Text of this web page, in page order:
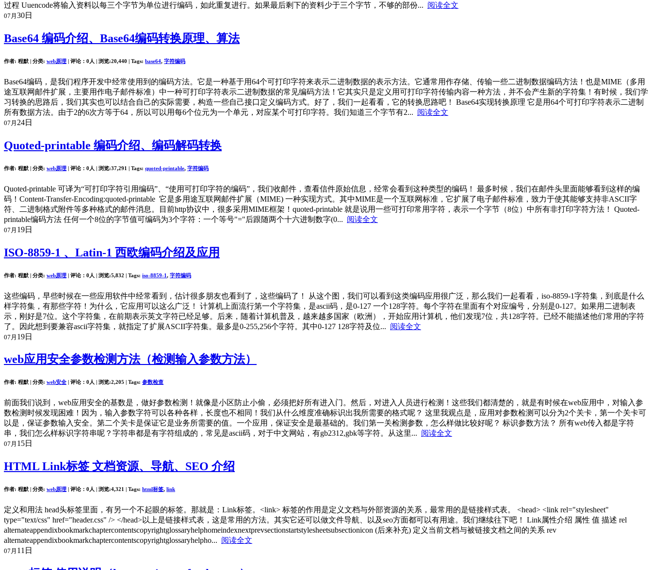
过程 Uuencode将输入资料以每三个字节为单位进行编码，如此重复进行。如果最后剩下的资料少于三个字节，不够的部份... 阅读全文
07月 30日
Base64 编码介绍、Base64编码转换原理、算法
作者: 程默 | 分类: web原理 | 评论：0人 | 浏览:20,440 | Tags: base64, 字符编码
Base64编码，是我们程序开发中经常使用到的编码方法。它是一种基于用64个可打印字符来表示二进制数据的表示方法。它通常用作存储、传输一些二进制数据编码方法！也是MIME（多用
途互联网邮件扩展，主要用作电子邮件标准）中一种可打印字符表示二进制数据的常见编码方法！它其实只是定义用可打印字符传输内容一种方法，并不会产生新的字符集！有时候，我们学
习转换的思路后，我们其实也可以结合自己的实际需要，构造一些自己接口定义编码方式。好了，我们一起看看，它的转换思路吧！ Base64实现转换原理 它是用64个可打印字符表示二进制
所有数据方法。由于2的6次方等于64，所以可以用每6个位元为一个单元，对应某个可打印字符。我们知道三个字节有2... 阅读全文
07月 24日
Quoted-printable 编码介绍、编码解码转换
作者: 程默 | 分类: web原理 | 评论：0人 | 浏览:37,291 | Tags: quoted-printable, 字符编码
Quoted-printable 可译为“可打印字符引用编码”、“使用可打印字符的编码”，我们收邮件，查看信件原始信息，经常会看到这种类型的编码！ 最多时候，我们在邮件头里面能够看到这样的编
码！Content-Transfer-Encoding:quoted-printable 它是多用途互联网邮件扩展（MIME) 一种实现方式。其中MIME是一个互联网标准，它扩展了电子邮件标准，致力于使其能够支持非ASCII字
符、二进制格式附件等多种格式的邮件消息。目前http协议中，很多采用MIME框架！quoted-printable 就是说用一些可打印常用字符，表示一个字节（8位）中所有非打印字符方法！ Quoted-
printable编码方法 任何一个8位的字节值可编码为3个字符：一个等号"="后跟随两个十六进制数字(0... 阅读全文
07月 19日
ISO-8859-1 、Latin-1 西欧编码介绍及应用
作者: 程默 | 分类: web原理 | 评论：0人 | 浏览:5,832 | Tags: iso-8859-1, 字符编码
这些编码，早些时候在一些应用软件中经常看到，估计很多朋友也看到了，这些编码了！ 从这个图，我们可以看到这类编码应用很广泛，那么我们一起看看，iso-8859-1字符集，到底是什么
样字符集，有那些字符！为什么，它应用可以这么广泛！ 计算机上面流行第一个字符集，是ascii码，是0-127 一个128字符。每个字符在里面有个对应编号，分别是0-127。如果用二进制表
示，刚好是7位。这个字符集，在前期表示英文字符已经足够。后来，随着计算机普及，越来越多国家（欧洲），开始应用计算机，他们发现7位，共128字符。已经不能描述他们常用的字符
了。因此想到要兼容ascii字符集，就指定了扩展ASCII字符集。最多是0-255,256个字符。其中0-127 128字符及位... 阅读全文
07月 19日
web应用安全参数检测方法（检测输入参数方法）
作者: 程默 | 分类: web安全 | 评论：0人 | 浏览:2,205 | Tags: 参数检查
前面我们说到，web应用安全的基数是，做好参数检测！就像是小区防止小偷，必须把好所有进入门。然后，对进入人员进行检测！这些我们都清楚的，就是有时候在web应用中，对输入参
数检测时候发现困难！因为，输入参数字符可以各种各样，长度也不相同！我们从什么维度准确标识出我所需要的格式呢？ 这里我观点是，应用对参数检测可以分为2个关卡，第一个关卡可
以是，保证参数输入安全。第二个关卡是保证它是业务所需要的值。一个应用，保证安全是最基础的。我们第一关检测参数，怎么样做比较好呢？ 标识参数方法？ 所有web传入都是字符
串，我们怎么样标识字符串呢？字符串都是有字符组成的，常见是ascii码，对于中文网站，有gb2312,gbk等字符。从这里... 阅读全文
07月 15日
HTML Link标签 文档资源、导航、SEO 介绍
作者: 程默 | 分类: web原理 | 评论：0人 | 浏览:4,321 | Tags: html标签, link
定义和用法 head头标签里面，有另一个不起眼的标签。那就是：Link标签。<link> 标签的作用是定义文档与外部资源的关系，最常用的是链接样式表。 <head> <link rel="stylesheet"
type="text/css" href="header.css" /> </head>以上是链接样式表，这是常用的方法。其实它还可以做文件导航、以及seo方面都可以有用途。我们继续往下吧！ Link属性介绍 属性 值 描述 rel
alternateappendixbookmarkchaptercontentscopyrightglossaryhelphomeindexnextprevsectionstartstylesheetsubsectionicon (后来补充) 定义当前文档与被链接文档之间的关系 rev
alternateappendixbookmarkchaptercontentscopyrightglossaryhelpho... 阅读全文
07月 11日